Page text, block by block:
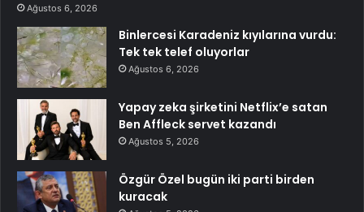
Ağustos 6, 2026
Binlercesi Karadeniz kıyılarına vurdu:
Tek tek telef oluyorlar
Ağustos 6, 2026
Yapay zeka şirketini Netflix’e satan
Ben Affleck servet kazandı
Ağustos 5, 2026
Özgür Özel bugün iki parti birden
kuracak